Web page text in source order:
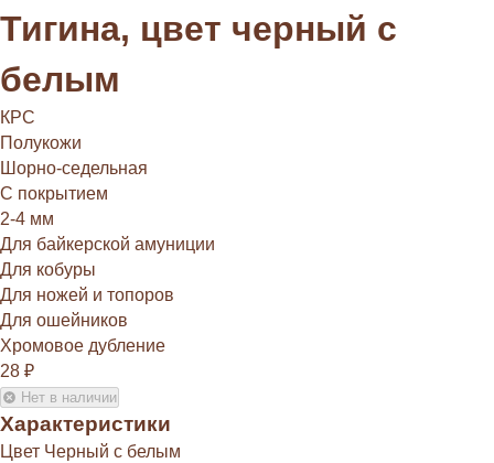
Тигина, цвет черный с
белым
КРС
Полукожи
Шорно-седельная
С покрытием
2-4 мм
Для байкерской амуниции
Для кобуры
Для ножей и топоров
Для ошейников
Хромовое дубление
28 ₽
Нет в наличии
Характеристики
Цвет Черный с белым